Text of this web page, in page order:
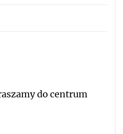
do centrum